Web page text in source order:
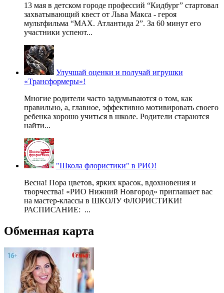
13 мая в детском городе профессий “Кидбург” стартовал
захватывающий квест от Льва Макса - героя
мультфильма “MAX. Атлантида 2”. За 60 минут его
участники успеют...
Улучшай оценки и получай игрушки
«Трансформеры»!
Многие родители часто задумываются о том, как
правильно, а, главное, эффективно мотивировать своего
ребенка хорошо учиться в школе. Родители стараются
найти...
"Школа флористики" в РИО!
Весна! Пора цветов, ярких красок, вдохновения и
творчества! «РИО Нижний Новгород» приглашает вас
на мастер-классы в ШКОЛУ ФЛОРИСТИКИ!
РАСПИСАНИЕ: ...
Обменная карта